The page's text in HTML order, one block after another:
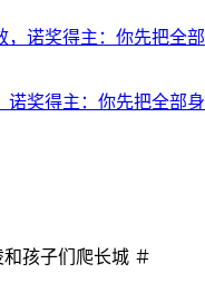
诺奖得主：你先把全部
孩子们爬长城 ＃